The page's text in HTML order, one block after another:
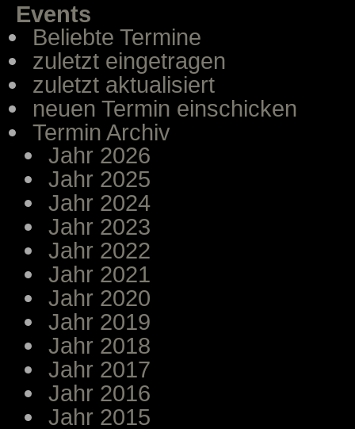
Events
Beliebte Termine
zuletzt eingetragen
zuletzt aktualisiert
neuen Termin einschicken
Termin Archiv
Jahr 2026
Jahr 2025
Jahr 2024
Jahr 2023
Jahr 2022
Jahr 2021
Jahr 2020
Jahr 2019
Jahr 2018
Jahr 2017
Jahr 2016
Jahr 2015